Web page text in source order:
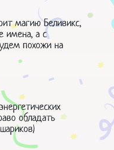
магию Беливикс,
имена, а с
похожи на
обладать